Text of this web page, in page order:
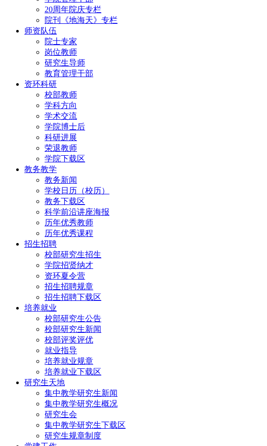
20周年院庆专栏
院刊《地海天》专栏
师资队伍
院士专家
岗位教师
研究生导师
教育管理干部
资环科研
校部教师
学科方向
学术交流
学院博士后
科研进展
荣退教师
学院下载区
教务教学
教务新闻
学校日历（校历）
教务下载区
科学前沿讲座海报
历年优秀教师
历年优秀课程
招生招聘
校部研究生招生
学院招贤纳才
资环夏令营
招生招聘规章
招生招聘下载区
培养就业
校部研究生公告
校部研究生新闻
校部评奖评优
就业指导
培养就业规章
培养就业下载区
研究生天地
集中教学研究生新闻
集中教学研究生概况
研究生会
集中教学研究生下载区
研究生规章制度